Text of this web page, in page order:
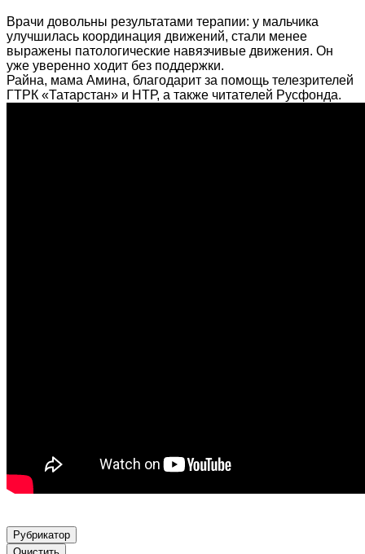
Врачи довольны результатами терапии: у мальчика
улучшилась координация движений, стали менее
выражены патологические навязчивые движения. Он
уже уверенно ходит без поддержки.
Райна, мама Амина, благодарит за помощь телезрителей
ГТРК «Татарстан» и НТР, а также читателей Русфонда.
Рубрикатор